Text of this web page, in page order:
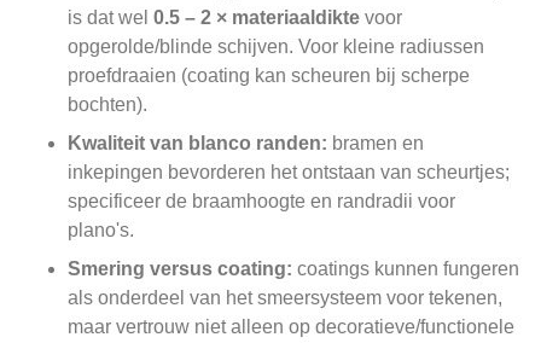
is dat wel 0.5 – 2 × materiaaldikte voor
opgerolde/blinde schijven. Voor kleine radiussen
proefdraaien (coating kan scheuren bij scherpe
bochten).
Kwaliteit van blanco randen: bramen en
inkepingen bevorderen het ontstaan ​​van scheurtjes;
specificeer de braamhoogte en randradii voor
plano's.
Smering versus coating: coatings kunnen fungeren
als onderdeel van het smeersysteem voor tekenen,
maar vertrouw niet alleen op decoratieve/functionele